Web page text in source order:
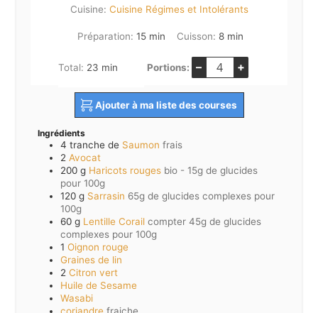
Cuisine: Cuisine Régimes et Intolérants
Préparation: 15minutes
min Cuisson: 8minutes
min
Total: 23 minutes
min Portions: – +
Ajouter à ma liste des courses
Ingrédients
4 tranche de Saumon frais
2 Avocat
200 g Haricots rouges bio - 15g de glucides
pour 100g
120 g Sarrasin 65g de glucides complexes pour
100g
60 g Lentille Corail compter 45g de glucides
complexes pour 100g
1 Oignon rouge
Graines de lin
2 Citron vert
Huile de Sesame
Wasabi